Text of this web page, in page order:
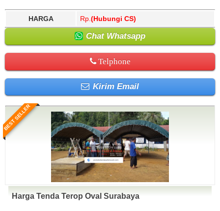
HARGA Rp. (Hubungi CS)
Chat Whatsapp
Telphone
Kirim Email
BEST SELLER
Harga Tenda Terop Oval Surabaya